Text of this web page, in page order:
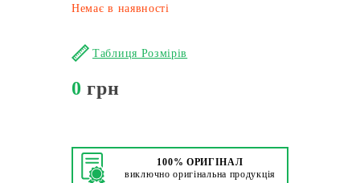
Немає в наявності
Таблиця Розмірів
0 грн
100% ОРИГІНАЛ
виключно оригінальна продукція